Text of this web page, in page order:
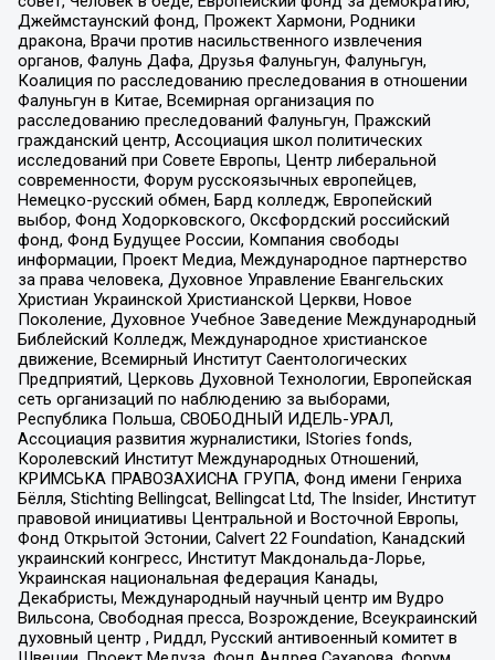
Джеймстаунский фонд, Прожект Хармони, Родники
дракона, Врачи против насильственного извлечения
органов, Фалунь Дафа, Друзья Фалуньгун, Фалуньгун,
Коалиция по расследованию преследования в отношении
Фалуньгун в Китае, Всемирная организация по
расследованию преследований Фалуньгун, Пражский
гражданский центр, Ассоциация школ политических
исследований при Совете Европы, Центр либеральной
современности, Форум русскоязычных европейцев,
Немецко-русский обмен, Бард колледж, Европейский
выбор, Фонд Ходорковского, Оксфордский российский
фонд, Фонд Будущее России, Компания свободы
информации, Проект Медиа, Международное партнерство
за права человека, Духовное Управление Евангельских
Христиан Украинской Христианской Церкви, Новое
Поколение, Духовное Учебное Заведение Международный
Библейский Колледж, Международное христианское
движение, Всемирный Институт Саентологических
Предприятий, Церковь Духовной Технологии, Европейская
сеть организаций по наблюдению за выборами,
Республика Польша, СВОБОДНЫЙ ИДЕЛЬ-УРАЛ,
Ассоциация развития журналистики, IStories fonds,
Королевский Институт Международных Отношений,
КРИМСЬКА ПРАВОЗАХИСНА ГРУПА, Фонд имени Генриха
Бёлля, Stichting Bellingcat, Bellingcat Ltd, The Insider, Институт
правовой инициативы Центральной и Восточной Европы,
Фонд Открытой Эстонии, Calvert 22 Foundation, Канадский
украинский конгресс, Институт Макдональда-Лорье,
Украинская национальная федерация Канады,
Декабристы, Международный научный центр им Вудро
Вильсона, Свободная пресса, Возрождение, Всеукраинский
духовный центр , Риддл, Русский антивоенный комитет в